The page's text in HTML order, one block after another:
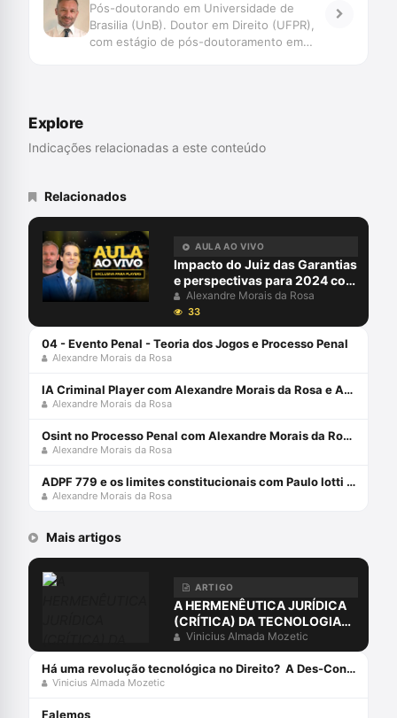
Pós-doutorando em Universidade de
Brasilia (UnB). Doutor em Direito (UFPR),
com estágio de pós-doutoramento em
Associação Ibero Americana de Direito e
Decisão, Automação e Inteligência
Coordena o Grupo de Pesquisa
SpinLawLab (CNPq UNIVALI)
Explore
Indicações relacionadas a este conteúdo
Relacionados
AULA AO VIVO
Impacto do Juiz das Garantias
e perspectivas para 2024 com
Alexandre Morais da Rosa e
Aury Lopes Jr
Alexandre Morais da Rosa
33
04 - Evento Penal - Teoria dos Jogos e Processo Penal
Alexandre Morais da Rosa
IA Criminal Player com Alexandre Morais da Rosa e André Necchio
Alexandre Morais da Rosa
Osint no Processo Penal com Alexandre Morais da Rosa e Rogério Souza
Alexandre Morais da Rosa
ADPF 779 e os limites constitucionais com Paulo Iotti e Alexandre Morais da Rosa
Alexandre Morais da Rosa
Mais artigos
ARTIGO
A HERMENÊUTICA JURÍDICA
(CRÍTICA) DA TECNOLOGIA
PÓS-MODERNA
Vinicius Almada Mozetic
Há uma revolução tecnológica no Direito? A Des-Construção da Sociedade do Conhecimento e da Informação[1]
Vinicius Almada Mozetic
Falemos